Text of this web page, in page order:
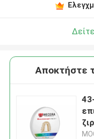
Αποκτήστε